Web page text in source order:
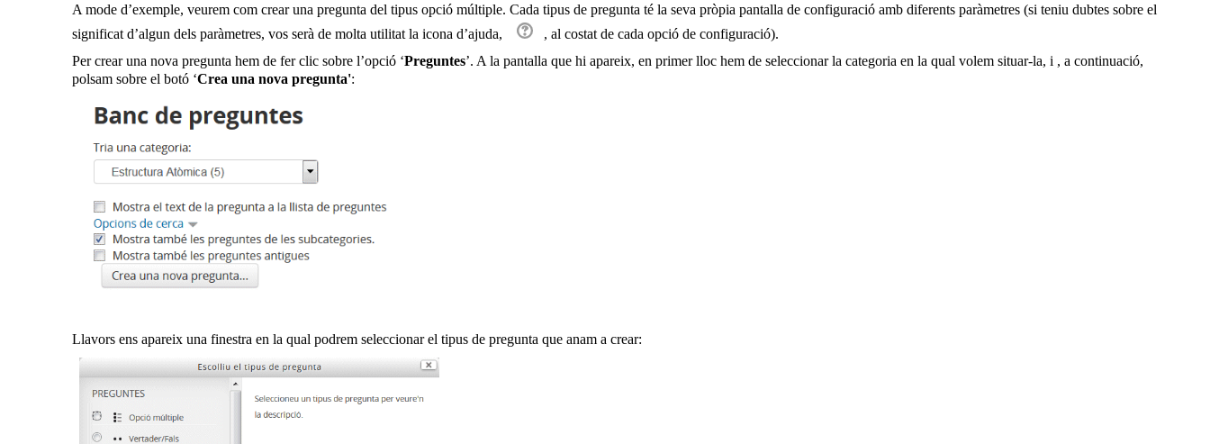
A mode d’exemple, veurem com crear una pregunta del tipus opció múltiple. Cada tipus de pregunta té la seva pròpia pantalla de configuració amb diferents paràmetres (si teniu dubtes sobre el
significat d’algun dels paràmetres, vos serà de molta utilitat la icona d’ajuda,
, al costat de cada opció de configuració).
Per crear una nova pregunta hem de fer clic sobre l’opció ‘Preguntes’. A la pantalla que hi apareix, en primer lloc hem de seleccionar la categoria en la qual volem situar-la, i , a continuació,
polsam sobre el botó ‘Crea una nova pregunta':
Llavors ens apareix una finestra en la qual podrem seleccionar el tipus de pregunta que anam a crear: